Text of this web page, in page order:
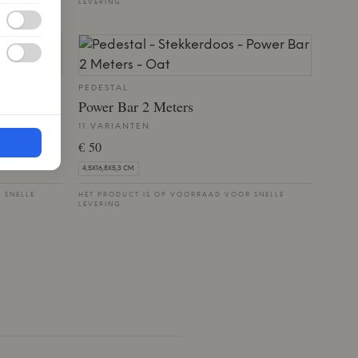
LEVERING
PEDESTAL
Power Bar 2 Meters
11 VARIANTEN
€ 50
4,5X16,8X5,3 CM.
HET PRODUCT IS OP VOORRAAD VOOR SNELLE
LEVERING